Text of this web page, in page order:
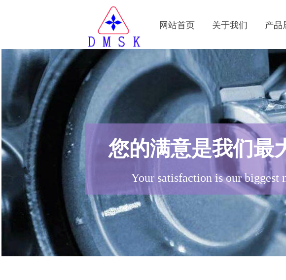
网站首页 关于我们 产品
您的满意是我们最
Your satisfaction is our biggest